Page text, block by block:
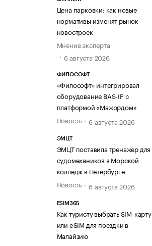
Цена парковки: как новые
нормативы изменят рынок
новостроек
Мнение эксперта
6 августа 2026
ФИЛОСОФТ
«Философт» интегрировал
оборудование BAS-IP с
платформой «Мажордом»
Новость
6 августа 2026
ЭМЦТ
ЭМЦТ поставила тренажер для
судомехаников в Морской
колледж в Петербурге
Новость
6 августа 2026
ESIM365
Как туристу выбрать SIM-карту
или eSIM для поездки в
Малайзию